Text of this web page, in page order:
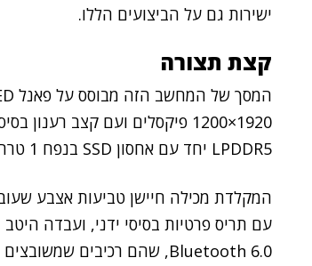
ישירות גם על הביצועים הללו.
קצת תצורה
LPDDR5 יחד עם אחסון SSD בנפח 1 טרה-בייט.